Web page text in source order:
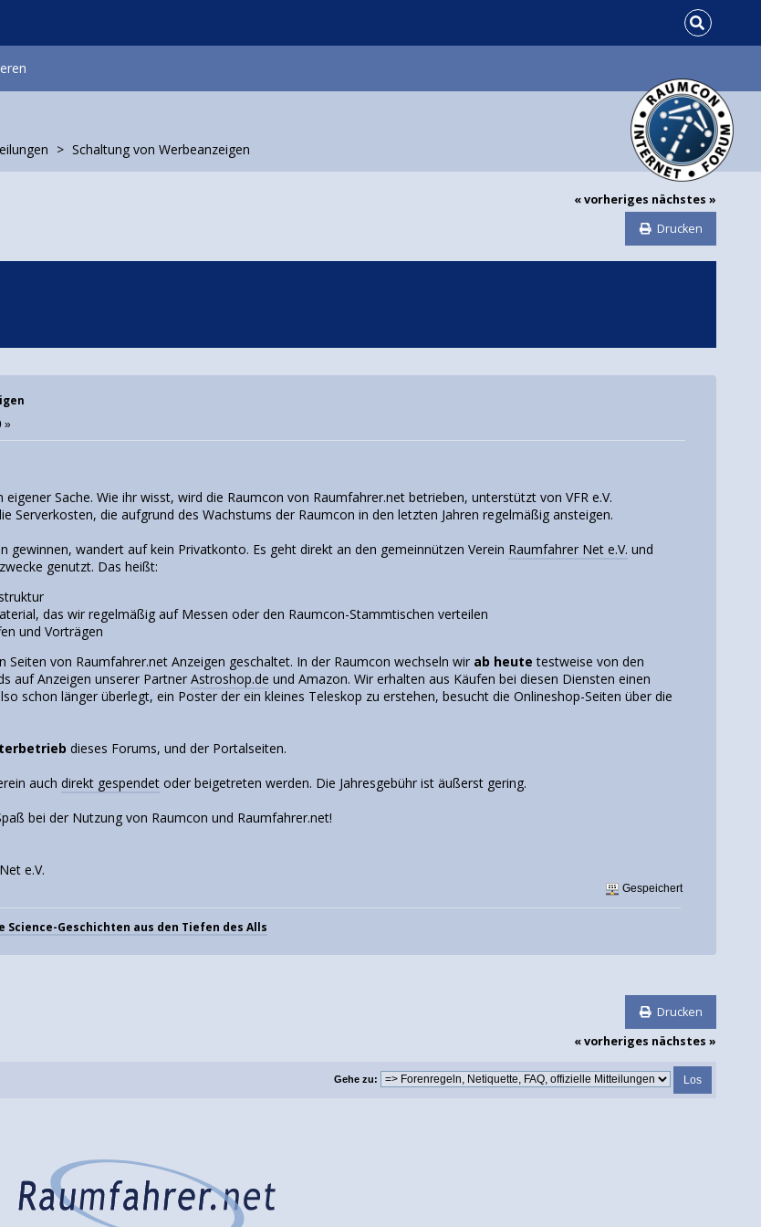
Schaltung von Werbeanzeigen
« vorheriges nächstes »
Drucken
»
Sache. Wie ihr wisst, wird die Raumcon von Raumfahrer.net betrieben, unterstützt von VFR e.V.
Serverkosten, die aufgrund des Wachstums der Raumcon in den letzten Jahren regelmäßig ansteigen.
gewinnen, wandert auf kein Privatkonto. Es geht direkt an den gemeinnützen Verein Raumfahrer Net e.V. und
genutzt. Das heißt:
das wir regelmäßig auf Messen oder den Raumcon-Stammtischen verteilen
und Vorträgen
Seiten von Raumfahrer.net Anzeigen geschaltet. In der Raumcon wechseln wir ab heute testweise von den
auf Anzeigen unserer PartnerAstroshop.de und Amazon. Wir erhalten aus Käufen bei diesen Diensten einen
schon länger überlegt, ein Poster der ein kleines Teleskop zu erstehen, besucht die Onlineshop-Seiten über die
dieses Forums, und der Portalseiten.
auchdirekt gespendet oder beigetreten werden. Die Jahresgebühr ist äußerst gering.
bei der Nutzung von Raumcon und Raumfahrer.net!
e.V.
Gespeichert
Science-Geschichten aus den Tiefen des Alls
Drucken
« vorheriges nächstes »
Gehe zu: